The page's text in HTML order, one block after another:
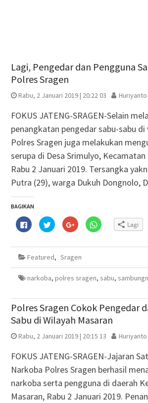
Lagi, Pengedar dan Pengguna
Polres Sragen
Rabu, 2 Januari 2019 | 20:22 03 Huriyanto
FOKUS JATENG-SRAGEN-Selain
penangkatan pengedar sabu-sabu di
Polres Sragen juga melakukan
serupa di Desa Srimulyo, Kecamatan
Rabu 2 Januari 2019. Tersangka
Putra (29), warga Dukuh Dongnolo,
BAGIKAN
Klik
untuk
membagikan
Facebook(Membuka
jendela
baru)
Klik
untuk
berbagi
Twitter(Membuka
jendela
baru)
Klik
untuk
berbagi
Google+
di
yang
baru)
Klik
untuk
baru)
Lagi
Featured, Sragen
narkoba, polres sragen, sabu,
Polres Sragen Cokok Pengedar
Sabu di Wilayah Masaran
Rabu, 2 Januari 2019 | 20:15 13 Huriyanto
FOKUS JATENG-SRAGEN-Jajaran
Narkoba Polres Sragen berhasil
narkoba serta pengguna di daerah
Masaran, Rabu 2 Januari 2019.